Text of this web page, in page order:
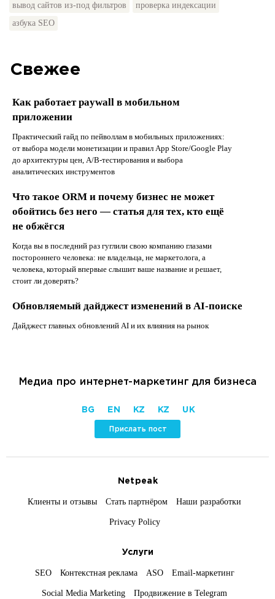
вывод сайтов из-под фильтров
проверка индексации
азбука SEO
Свежее
Как работает paywall в мобильном
приложении
Практический гайд по пейволлам в мобильных приложениях:
от выбора модели монетизации и правил App Store/Google Play
до архитектуры цен, A/B-тестирования и выбора
аналитических инструментов
Что такое ORM и почему бизнес не может
обойтись без него — статья для тех, кто ещё
не обжёгся
Когда вы в последний раз гуглили свою компанию глазами
постороннего человека: не владельца, не маркетолога, а
человека, который впервые слышит ваше название и решает,
стоит ли доверять?
Обновляемый дайджест изменений в AI-поиске
Дайджест главных обновлений AI и их влияния на рынок
Медиа про интернет-маркетинг для бизнеса
BG EN KZ KZ UK
Прислать пост
Netpeak
Клиенты и отзывы Стать партнёром Наши разработки
Privacy Policy
Услуги
SEO Контекстная реклама ASO Email-маркетинг
Social Media Marketing Продвижение в Telegram